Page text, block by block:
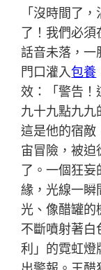
「沒時間了
了！我們必須
話音未落，一
門口灌入包養
效：「警告！
九十九點九九
這是他的宿敵
宙冒險，被迫
了。一個狂妄
緣，光線一瞬
光、像醋罐的
不斷噴射著白
利」的霓虹燈